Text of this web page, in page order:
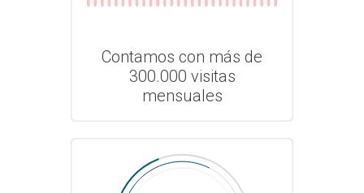
Contamos con más de
300.000 visitas
mensuales